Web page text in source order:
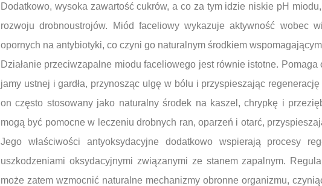
Dodatkowo, wysoka zawartość cukrów, a co za tym idzie niskie pH
rozwoju drobnoustrojów. Miód faceliowy wykazuje aktywność wobec
opornych na antybiotyki, co czyni go naturalnym środkiem
Działanie przeciwzapalne miodu faceliowego jest równie istotne. Pomaga
jamy ustnej i gardła, przynosząc ulgę w bólu i przyspieszając
on często stosowany jako naturalny środek na kaszel, chrypkę i
mogą być pomocne w leczeniu drobnych ran, oparzeń i otarć,
Jego właściwości antyoksydacyjne dodatkowo wspierają procesy
uszkodzeniami oksydacyjnymi związanymi ze stanem zapalnym.
może zatem wzmocnić naturalne mechanizmy obronne organizmu,